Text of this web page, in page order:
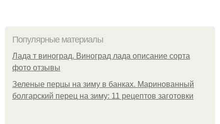
Популярные материалы
Лада т виноград. Виноград лада описание сорта
фото отзывы
Зеленые перцы на зиму в банках. Маринованный
болгарский перец на зиму: 11 рецептов заготовки